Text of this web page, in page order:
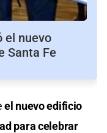
el nuevo
Santa Fe
el nuevo edificio
para celebrar